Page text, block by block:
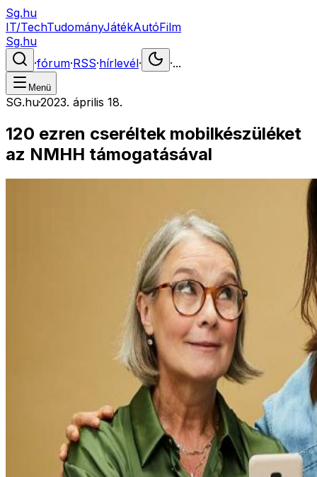
Sg.hu
IT/TechTudományJátékAutóFilm
Sg.hu
·fórum·RSS·hírlevél· ·...
Menü
SG.hu·2023. április 18.
120 ezren cseréltek mobilkészüléket
az NMHH támogatásával